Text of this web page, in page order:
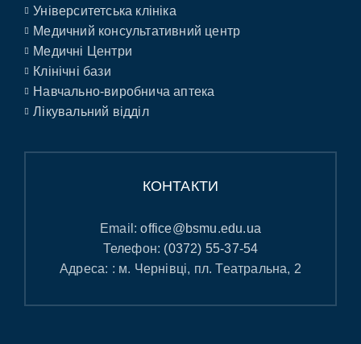
Університетська клініка
Медичний консультативний центр
Медичні Центри
Клінічні бази
Навчально-виробнича аптека
Лікувальний відділ
КОНТАКТИ
Email:office@bsmu.edu.ua
Телефон: (0372) 55-37-54
Адреса: : м. Чернівці, пл. Театральна, 2